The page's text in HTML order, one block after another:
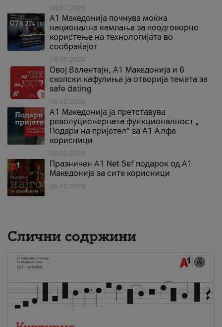
03.07.2026
A1 Македонија почнува моќна
национална кампања за поодговорно
користење на технологијата во
сообраќајот
18.05.2026
Овој Валентајн, A1 Македонија и 6
скопски кафулиња ја отворија темата за
safe dating
16.02.2026
А1 Македонија ја претставува
револуционерната функционалност „
Подари на пријател“ за А1 Алфа
корисници
02.02.2026
Празничен A1 Net Sеf подарок од А1
Македонија за сите корисници
04.12.2025
Слични содржини